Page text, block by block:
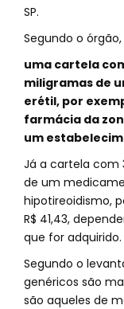
SP.
Segundo o órgão,
uma cartela
miligramas de
erétil, por
farmácia da
um
Já a cartela com
de um
hipotireoidismo,
R$ 41,43,
que for adquirido.
Segundo o
genéricos são
são aqueles de